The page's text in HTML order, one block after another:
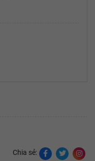
Chia sẻ: